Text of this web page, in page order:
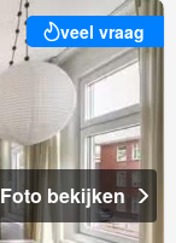
veel vraag
Foto bekijken